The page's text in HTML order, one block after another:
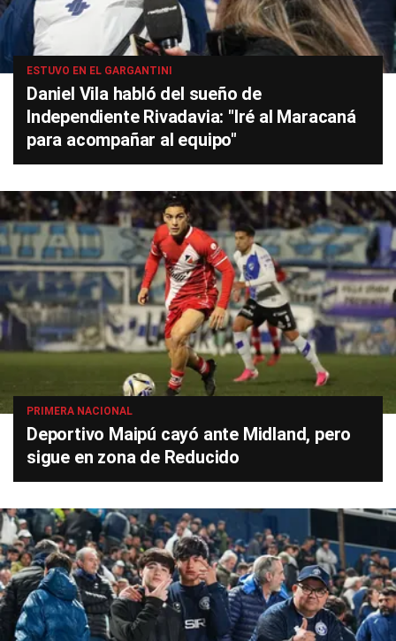
ESTUVO EN EL GARGANTINI
Daniel Vila habló del sueño de
Independiente Rivadavia: "Iré al Maracaná
para acompañar al equipo"
PRIMERA NACIONAL
Deportivo Maipú cayó ante Midland, pero
sigue en zona de Reducido